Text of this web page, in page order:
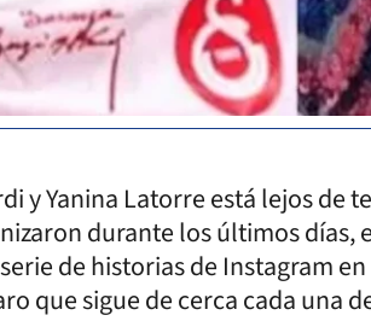
y Yanina Latorre está lejos de
durante los últimos días,
de historias de Instagram
que sigue de cerca cada una